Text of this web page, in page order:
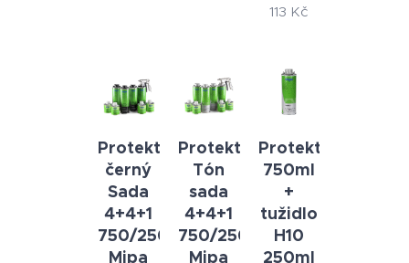
113 Kč
Protektor
černý
Sada
4+4+1
750/250+UBS
Mipa
Protektor
Tón
sada
4+4+1
750/250+UBS
Mipa
Protektor
750ml
+
tužidlo
H10
250ml